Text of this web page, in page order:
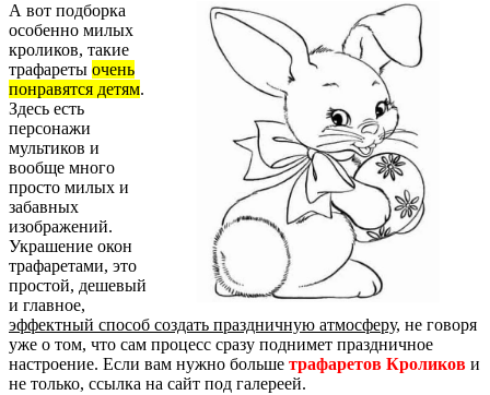
А вот подборка
особенно милых
кроликов, такие
трафареты очень
понравятся детям.
Здесь есть
персонажи
мультиков и
вообще много
просто милых и
забавных
изображений.
Украшение окон
трафаретами, это
простой, дешевый
и главное,
эффектный способ создать праздничную атмосферу, не говоря
уже о том, что сам процесс сразу поднимет праздничное
настроение. Если вам нужно больше трафаретов Кроликов и
не только, ссылка на сайт под галереей.